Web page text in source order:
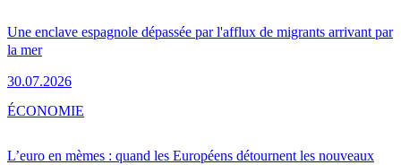
Une enclave espagnole dépassée par l'afflux de migrants arrivant par
la mer
30.07.2026
L’euro en mèmes : quand les Européens détournent les nouveaux
ÉCONOMIE